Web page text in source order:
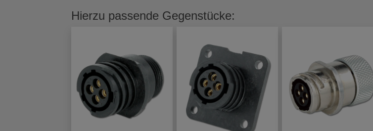
Hierzu passende Gegenstücke: